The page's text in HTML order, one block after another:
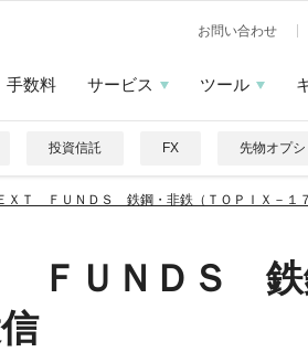
お問い合わせ
手数料 サービス ツール
投資信託 FX 先物オプシ
ＸＴ ＦＵＮＤＳ 鉄鋼・非鉄（ＴＯＰＩＸ－１
ＦＵＮＤＳ 鉄